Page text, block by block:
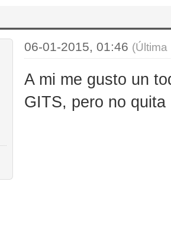
06-01-2015, 01:46
A mi me gusto un
GITS, pero no